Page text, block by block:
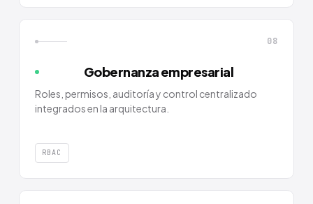
08
Gobernanza empresarial
Roles, permisos, auditoría y control centralizado
integrados en la arquitectura.
RBAC